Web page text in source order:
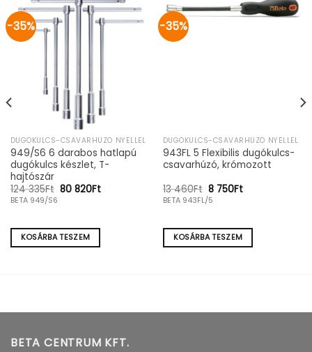
-35%
DUGÓKULCS-CSAVARHÚZÓ NYÉLLEL
949/S6 6 darabos hatlapú
dugókulcs készlet, T-
hajtószár
124 335Ft Original
335Ft.
80 820FtCurrent
820Ft.
BETA 949/S6
KOSÁRBA TESZEM
-35%
DUGÓKULCS-CSAVARHÚZÓ NYÉLLEL
943FL 5 Flexibilis dugókulcs-
csavarhúzó, krómozott
13 460Ft Original
price
was:
460Ft.
8 750FtCurrent
750Ft.
BETA 943FL/5
KOSÁRBA TESZEM
BETA CENTRUM KFT.